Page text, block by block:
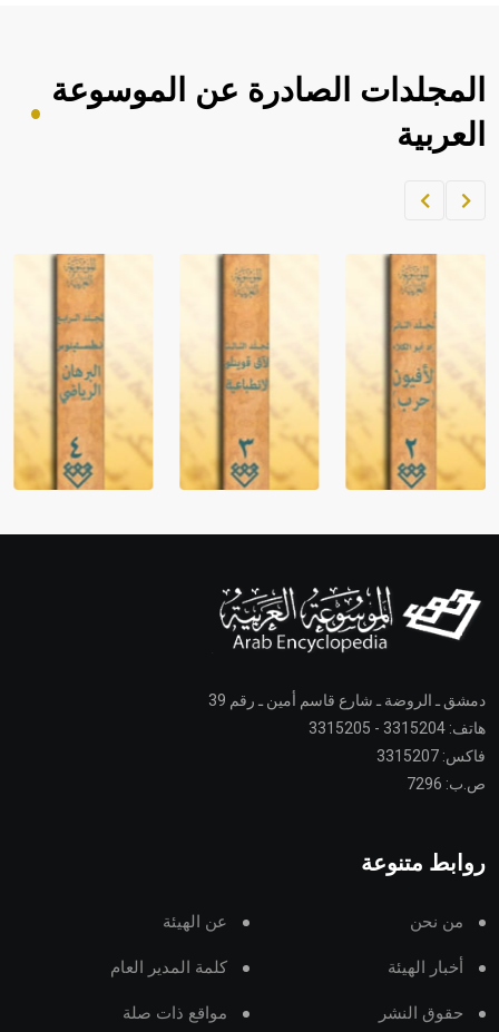
المجلدات الصادرة عن الموسوعة
العربية
دمشق ـ الروضة ـ شارع قاسم أمين ـ رقم 39
هاتف: 3315204 - 3315205
فاكس: 3315207
ص.ب: 7296
روابط متنوعة
من نحن عن الهيئة
أخبار الهيئة كلمة المدير العام
حقوق النشر مواقع ذات صلة